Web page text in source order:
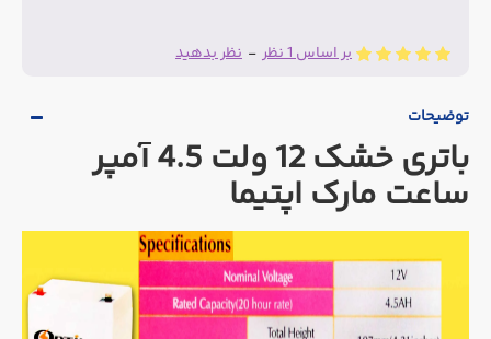
بر اساس 1 نظر - نظر بدهید
توضیحات
باتری خشک 12 ولت 4.5 آمپر
ساعت مارک اپتیما